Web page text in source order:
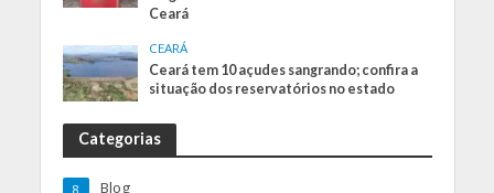
Ceará
CEARÁ
Ceará tem 10 açudes sangrando; confira a
situação dos reservatórios no estado
Categorias
Blog
8